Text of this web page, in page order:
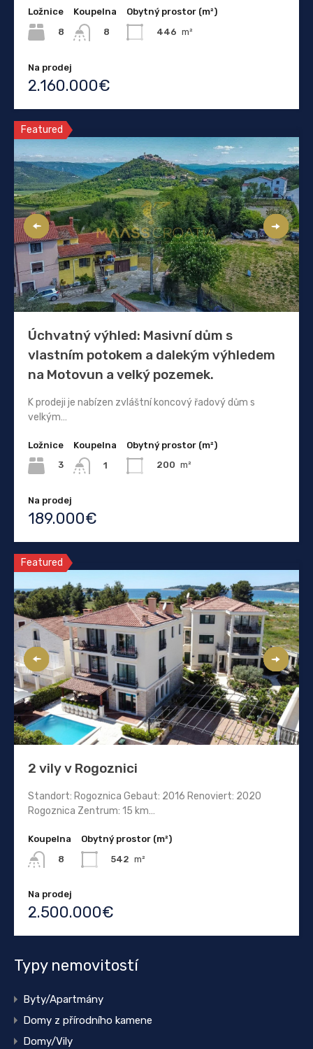
Ložnice
8
Koupelna
8
Obytný prostor (m²)
446 m²
Na prodej
2.160.000€
Featured
Úchvatný výhled: Masivní dům s
vlastním potokem a dalekým výhledem
na Motovun a velký pozemek.
K prodeji je nabízen zvláštní koncový řadový dům s
velkým…
Ložnice
3
Koupelna
1
Obytný prostor (m²)
200 m²
Na prodej
189.000€
Featured
2 vily v Rogoznici
Standort: Rogoznica Gebaut: 2016 Renoviert: 2020
Rogoznica Zentrum: 15 km…
Koupelna
8
Obytný prostor (m²)
542 m²
Na prodej
2.500.000€
Typy nemovitostí
Byty/Apartmány
Domy z přírodního kamene
Domy/Vily